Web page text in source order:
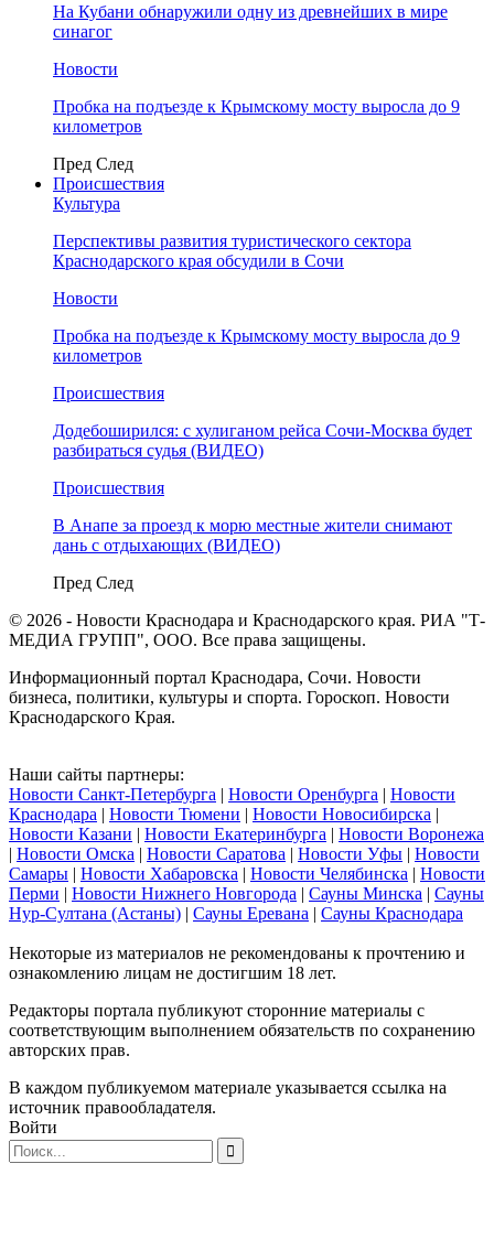
На Кубани обнаружили одну из древнейших в мире
синагог
Новости
Пробка на подъезде к Крымскому мосту выросла до 9
километров
Пред След
Происшествия
Культура
Перспективы развития туристического сектора
Краснодарского края обсудили в Сочи
Новости
Пробка на подъезде к Крымскому мосту выросла до 9
километров
Происшествия
Додебоширился: с хулиганом рейса Сочи-Москва будет
разбираться судья (ВИДЕО)
Происшествия
В Анапе за проезд к морю местные жители снимают
дань с отдыхающих (ВИДЕО)
Пред След
© 2026 - Новости Краснодара и Краснодарского края. РИА "Т-
МЕДИА ГРУПП", ООО. Все права защищены.
Информационный портал Краснодара, Сочи. Новости
бизнеса, политики, культуры и спорта. Гороскоп. Новости
Краснодарского Края.
Наши сайты партнеры:
Новости Санкт-Петербурга | Новости Оренбурга | Новости
Краснодара | Новости Тюмени | Новости Новосибирска |
Новости Казани | Новости Екатеринбурга | Новости Воронежа
| Новости Омска | Новости Саратова | Новости Уфы | Новости
Самары | Новости Хабаровска | Новости Челябинска | Новости
Перми | Новости Нижнего Новгорода | Сауны Минска | Сауны
Нур-Султана (Астаны) | Сауны Еревана | Сауны Краснодара
Некоторые из материалов не рекомендованы к прочтению и
ознакомлению лицам не достигшим 18 лет.
Редакторы портала публикуют сторонние материалы с
соответствующим выполнением обязательств по сохранению
авторских прав.
В каждом публикуемом материале указывается ссылка на
источник правообладателя.
Войти